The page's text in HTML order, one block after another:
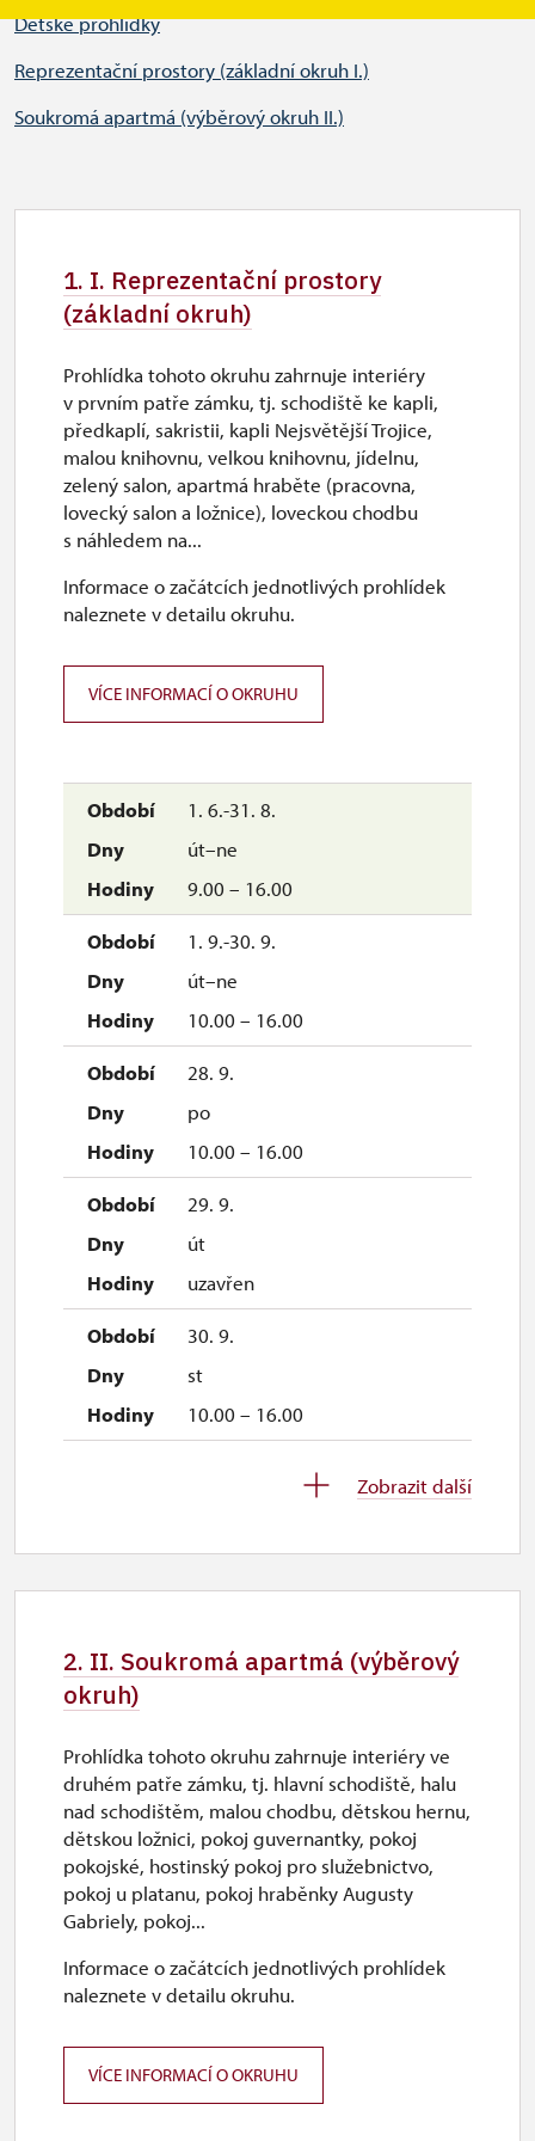
Dětské prohlídky
Reprezentační prostory (základní okruh I.)
Soukromá apartmá (výběrový okruh II.)
1. I. Reprezentační prostory
(základní okruh)
1. 6.-31. 8.
út–ne
9.00 – 16.00
1. 9.-30. 9.
út–ne
10.00 – 16.00
28. 9.
po
10.00 – 16.00
29. 9.
út
uzavřen
30. 9.
st
10.00 – 16.00
26. 10.
10.00 – 15.00
út
10.00 – 15.00
28. 10.
st
10.00 – 15.00
29. 10.
10.00 – 15.00
Zobrazit další
Prohlídka tohoto okruhu zahrnuje interiéry
v prvním patře zámku, tj. schodiště ke kapli,
předkaplí, sakristii, kapli Nejsvětější Trojice,
malou knihovnu, velkou knihovnu, jídelnu,
zelený salon, apartmá hraběte (pracovna,
lovecký salon a ložnice), loveckou chodbu
s náhledem na...
Informace o začátcích jednotlivých prohlídek
naleznete v detailu okruhu.
VÍCE INFORMACÍ O OKRUHU
2. II. Soukromá apartmá (výběrový
okruh)
Prohlídka tohoto okruhu zahrnuje interiéry ve
druhém patře zámku, tj. hlavní schodiště, halu
nad schodištěm, malou chodbu, dětskou hernu,
dětskou ložnici, pokoj guvernantky, pokoj
pokojské, hostinský pokoj pro služebnictvo,
pokoj u platanu, pokoj hraběnky Augusty
Gabriely, pokoj...
Informace o začátcích jednotlivých prohlídek
naleznete v detailu okruhu.
VÍCE INFORMACÍ O OKRUHU